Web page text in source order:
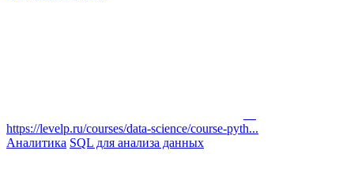
https://levelp.ru/courses/data-science/course-pyth...
Аналитика SQL для анализа данных